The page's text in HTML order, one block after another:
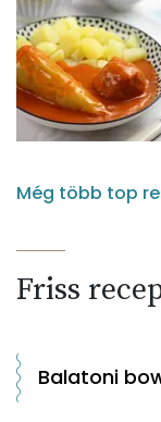
Még több top
Friss
Balatoni